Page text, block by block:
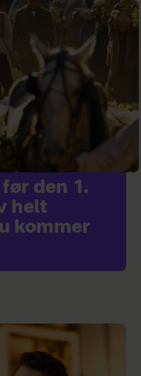
den 1.
helt
kommer